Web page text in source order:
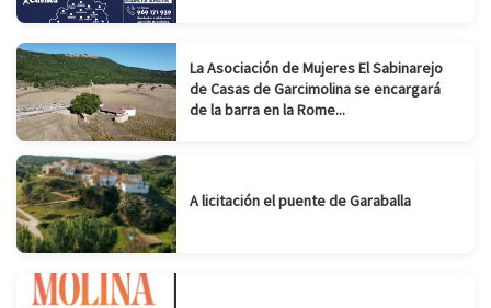
La Asociación de Mujeres El Sabinarejo
de Casas de Garcimolina se encargará
de la barra en la Rome...
A licitación el puente de Garaballa